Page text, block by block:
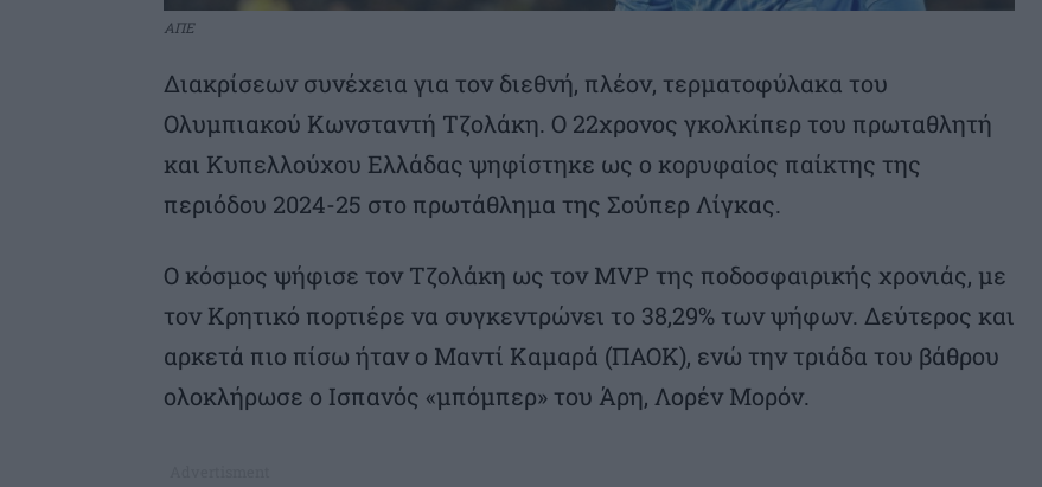
ΑΠΕ
Διακρίσεων συνέχεια για τον διεθνή, πλέον, τερματοφύλακα του
Ολυμπιακού Κωνσταντή Τζολάκη. Ο 22χρονος γκολκίπερ του πρωταθλητή
και Κυπελλούχου Ελλάδας ψηφίστηκε ως ο κορυφαίος παίκτης της
περιόδου 2024-25 στο πρωτάθλημα της Σούπερ Λίγκας.
Ο κόσμος ψήφισε τον Τζολάκη ως τον MVP της ποδοσφαιρικής χρονιάς, με
τον Κρητικό πορτιέρε να συγκεντρώνει το 38,29% των ψήφων. Δεύτερος και
αρκετά πιο πίσω ήταν ο Μαντί Καμαρά (ΠΑΟΚ), ενώ την τριάδα του βάθρου
ολοκλήρωσε ο Ισπανός «μπόμπερ» του Άρη, Λορέν Μορόν.